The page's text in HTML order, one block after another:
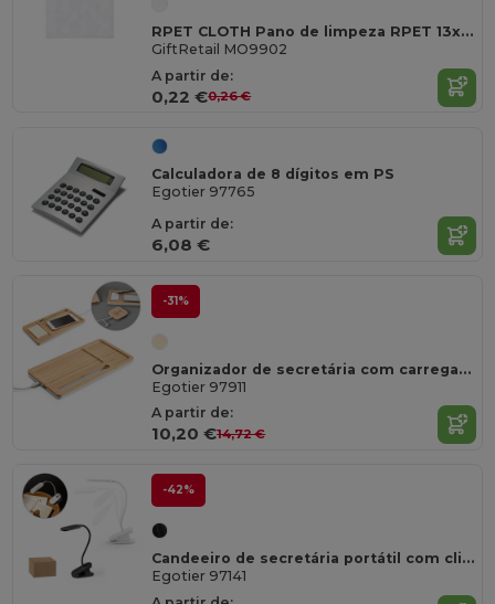
RPET CLOTH Pano de limpeza RPET 13x13cm
GiftRetail MO9902
A partir de:
0,22 €0,26 €
Calculadora de 8 dígitos em PS
Egotier 97765
A partir de:
6,08 €
-31%
Organizador de secretária com carregador wireless 15W em bambu e ABS
Egotier 97911
A partir de:
10,20 €14,72 €
-42%
Candeeiro de secretária portátil com clipe e autonomia 30h em 65% rABS
Egotier 97141